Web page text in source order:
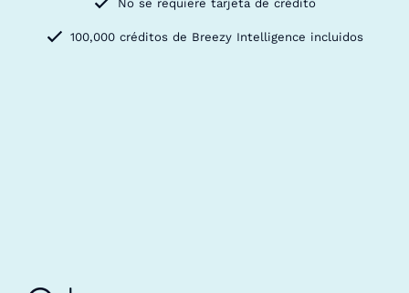
No se requiere tarjeta de crédito
100,000 créditos de Breezy Intelligence incluidos